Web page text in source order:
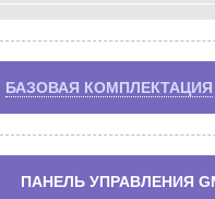
БАЗОВАЯ КОМПЛЕКТАЦИЯ
ПАНЕЛЬ УПРАВЛЕНИЯ